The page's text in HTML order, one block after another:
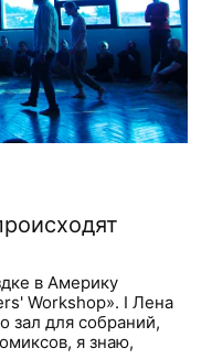
в Америку
Workshop». I Лена
зал для собраний,
я знаю,